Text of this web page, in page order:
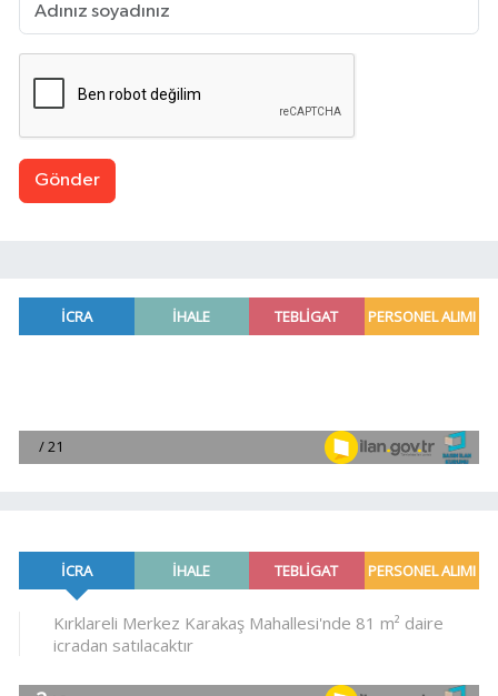
Gönder